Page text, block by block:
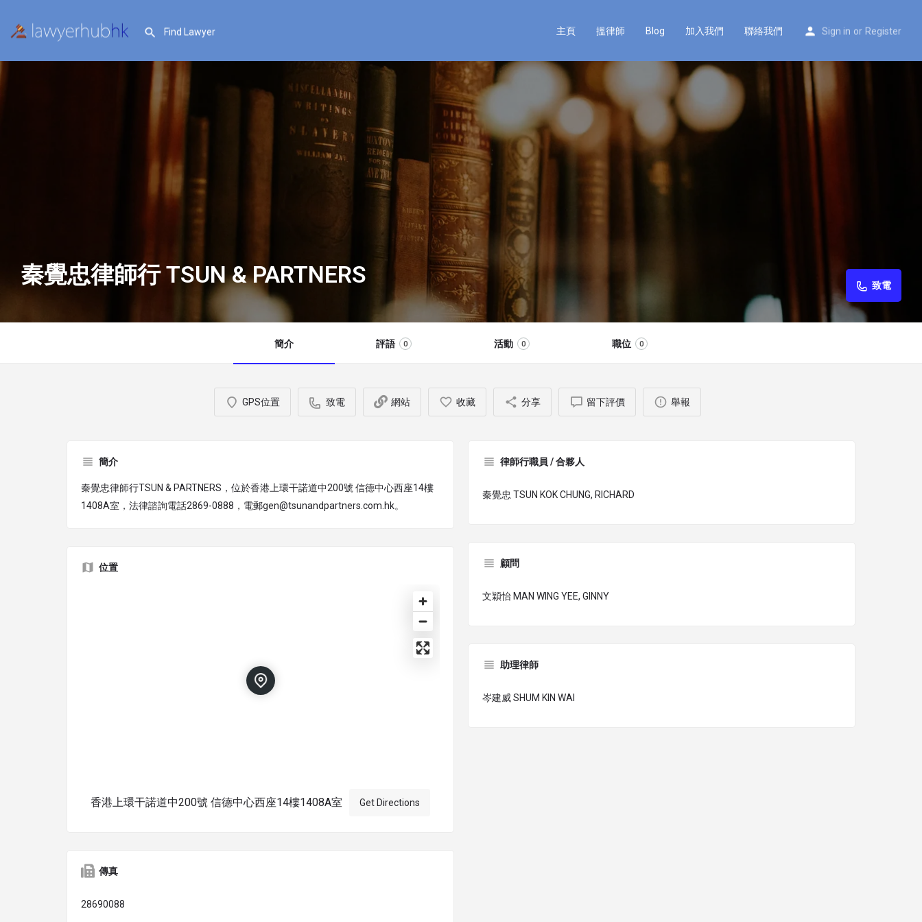
主頁 搵律師 Blog 加入我們 聯絡我們 Sign in or Register
秦覺忠律師行 TSUN & PARTNERS 致電
簡介 評語 0 活動 0 職位 0
GPS位置 致電 網站 收藏 分享 留下評價 舉報
簡介
秦覺忠律師行TSUN & PARTNERS，位於香港上環干諾道中200號 信德中心西座14樓
1408A室，法律諮詢電話2869-0888，電郵gen@tsunandpartners.com.hk。
位置
香港上環干諾道中200號 信德中心西座14樓1408A室 Get Directions
傳真
28690088
律師行職員 / 合夥人
秦覺忠 TSUN KOK CHUNG, RICHARD
顧問
文穎怡 MAN WING YEE, GINNY
助理律師
岑建威 SHUM KIN WAI